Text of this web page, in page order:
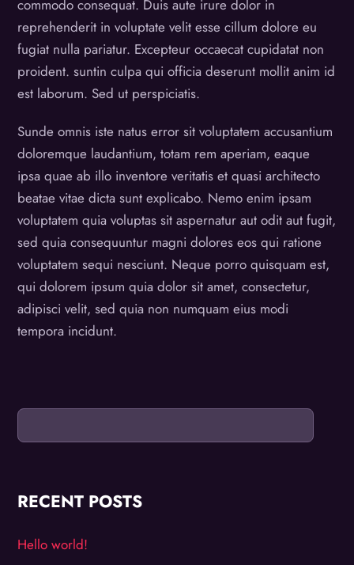
commodo consequat. Duis aute irure dolor in
reprehenderit in voluptate velit esse cillum dolore eu
fugiat nulla pariatur. Excepteur occaecat cupidatat non
proident. suntin culpa qui officia deserunt mollit anim id
est laborum. Sed ut perspiciatis.
Sunde omnis iste natus error sit voluptatem accusantium
doloremque laudantium, totam rem aperiam, eaque
ipsa quae ab illo inventore veritatis et quasi architecto
beatae vitae dicta sunt explicabo. Nemo enim ipsam
voluptatem quia voluptas sit aspernatur aut odit aut fugit,
sed quia consequuntur magni dolores eos qui ratione
voluptatem sequi nesciunt. Neque porro quisquam est,
qui dolorem ipsum quia dolor sit amet, consectetur,
adipisci velit, sed quia non numquam eius modi
tempora incidunt.
RECENT POSTS
Hello world!